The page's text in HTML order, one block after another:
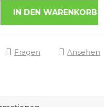
IN DEN WARENKORB
Fragen Ansehen